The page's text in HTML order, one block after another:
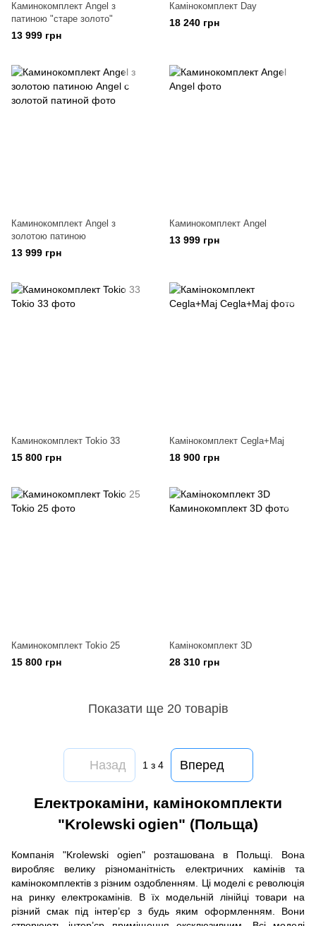
Каминокомплект Angel з
патиною "старе золото"
13 999 грн
Камінокомплект Day
18 240 грн
Каминокомплект Angel з
золотою патиною
13 999 грн
Каминокомплект Angel
13 999 грн
Каминокомплект Tokio 33
15 800 грн
Камінокомплект Cegla+Maj
18 900 грн
Каминокомплект Tokio 25
15 800 грн
Камінокомплект 3D
28 310 грн
Показати ще 20 товарів
Назад 1 з 4 Вперед
Електрокаміни, камінокомплекти
"Krolewski ogien" (Польща)
Компанія "Krolewski ogien" розташована в Польщі. Вона
виробляє велику різноманітність електричних камінів та
камінокомплектів з різним оздобленням. Ці моделі є революція
на ринку електрокамінів. В їх модельній лінійці товари на
різний смак під інтер’єр з будь яким оформленням. Вони